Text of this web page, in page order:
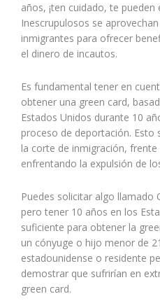
años, ¡ten cuidado, te
Inescrupulosos se
inmigrantes para ofrecer
el dinero de incautos.
Es fundamental tener en
obtener una green card,
Estados Unidos durante 10
proceso de deportación. Esto
la corte de inmigración,
enfrentando la expulsión de
Puedes solicitar algo llamado
pero tener 10 años en los
suficiente para obtener la
un cónyuge o hijo menor de
estadounidense o residente
demostrar que sufrirían en
green card.